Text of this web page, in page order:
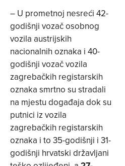
– U prometnoj nesreći 42-
godišnji vozač osobnog
vozila austrijskih
nacionalnih oznaka i 40-
godišnji vozač vozila
zagrebačkih registarskih
oznaka smrtno su stradali
na mjestu događaja dok su
putnici iz vozila
zagrebačkih registarskih
oznaka i to 35-godišnji i 31-
godišnji hrvatski državljani